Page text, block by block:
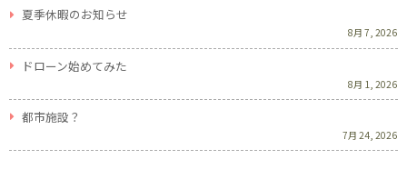
夏季休暇のお知らせ
8月 7, 2026
ドローン始めてみた
8月 1, 2026
都市施設？
7月 24, 2026